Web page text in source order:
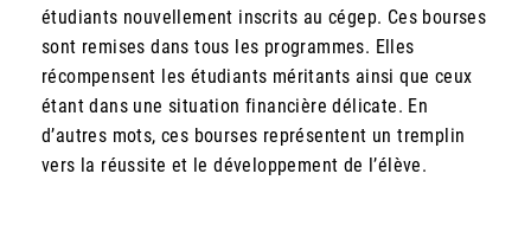
étudiants nouvellement inscrits au cégep. Ces bourses
sont remises dans tous les programmes. Elles
récompensent les étudiants méritants ainsi que ceux
étant dans une situation financière délicate. En
d’autres mots, ces bourses représentent un tremplin
vers la réussite et le développement de l’élève.